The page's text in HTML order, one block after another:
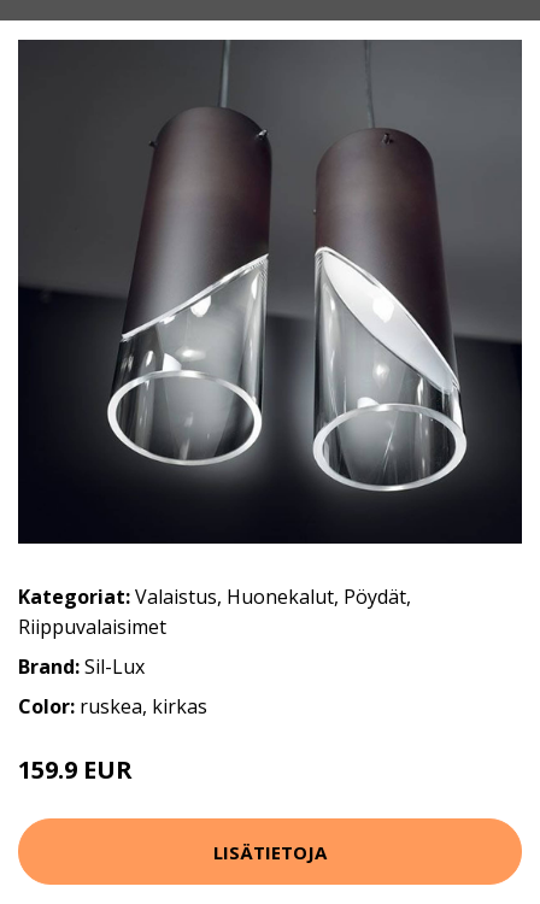
Kategoriat:Valaistus, Huonekalut, Pöydät,
Riippuvalaisimet
Brand:Sil-Lux
Color: ruskea, kirkas
159.9 EUR
LISÄTIETOJA